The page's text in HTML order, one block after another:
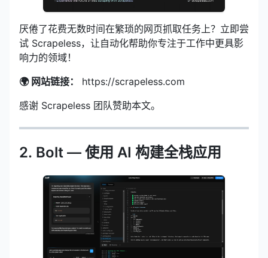
厌倦了花费无数时间在繁琐的网页抓取任务上？立即尝
试 Scrapeless，让自动化帮助你专注于工作中更具影
响力的领域！
🌍 网站链接：
https://scrapeless.com
感谢 Scrapeless 团队赞助本文。
2. Bolt — 使用 AI 构建全栈应用